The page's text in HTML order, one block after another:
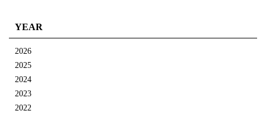
YEAR
2026
2025
2024
2023
2022